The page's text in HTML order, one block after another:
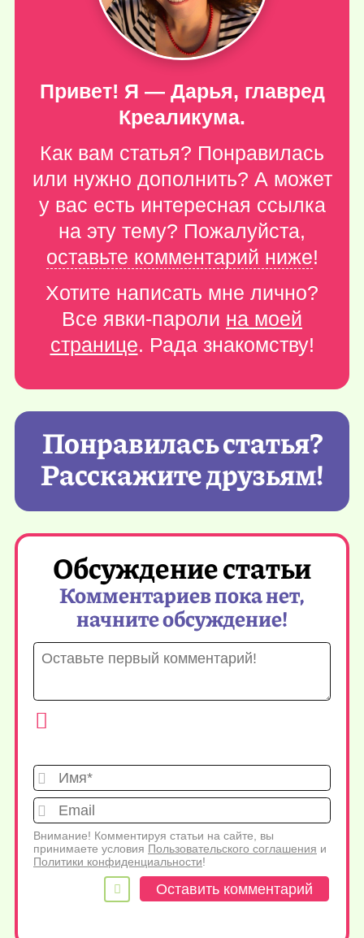
Привет! Я — Дарья, главред
Креаликума.
Как вам статья? Понравилась
или нужно дополнить? А может
у вас есть интересная ссылка
на эту тему? Пожалуйста,
оставьте комментарий ниже!
Хотите написать мне лично?
Все явки-пароли на моей
странице. Рада знакомству!
Понравилась статья?
Расскажите друзьям!
Обсуждение статьи
Комментариев пока нет,
начните обсуждение!
Имя*
Внимание! Комментируя статьи на сайте, вы
принимаете условия Пользовательского соглашения и
Политики конфиденциальности!